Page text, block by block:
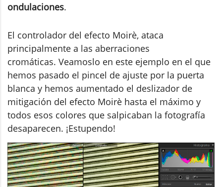
ondulaciones.
El controlador del efecto Moirè, ataca
principalmente a las aberraciones
cromáticas. Veamoslo en este ejemplo en el que
hemos pasado el pincel de ajuste por la puerta
blanca y hemos aumentado el deslizador de
mitigación del efecto Moirè hasta el máximo y
todos esos colores que salpicaban la fotografía
desaparecen. ¡Estupendo!